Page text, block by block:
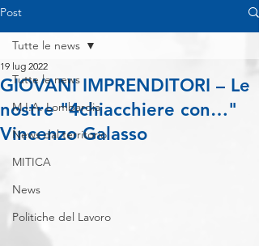
Post
Tutte le news
M.I.A. Lombardia
News dal territorio
MITICA
News
Politiche del Lavoro
Tutte le news
GIOVANI IMPRENDITORI – Le
nostre "4chiacchiere con…"
Vincenzo Galasso
19 lug 2022